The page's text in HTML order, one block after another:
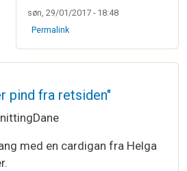
søn, 29/01/2017 - 18:48
Permalink
pind fra retsiden"
med en cardigan fra Helga